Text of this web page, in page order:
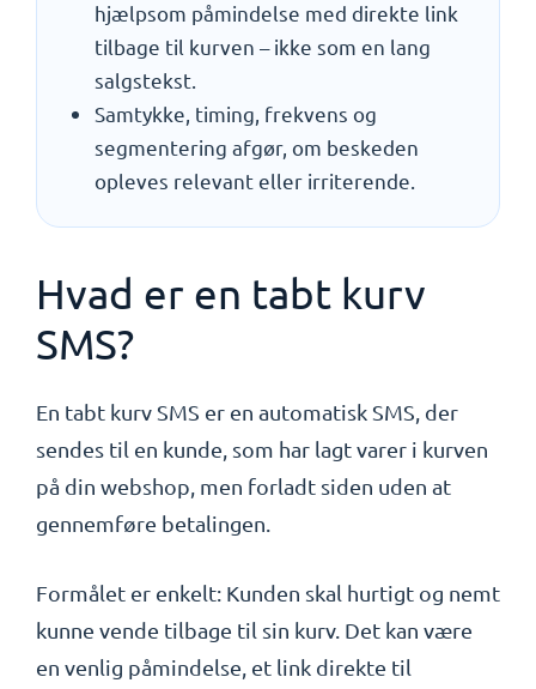
hjælpsom påmindelse med direkte link
tilbage til kurven – ikke som en lang
salgstekst.
Samtykke, timing, frekvens og
segmentering afgør, om beskeden
opleves relevant eller irriterende.
Hvad er en tabt kurv
SMS?
En tabt kurv SMS er en automatisk SMS, der
sendes til en kunde, som har lagt varer i kurven
på din webshop, men forladt siden uden at
gennemføre betalingen.
Formålet er enkelt: Kunden skal hurtigt og nemt
kunne vende tilbage til sin kurv. Det kan være
en venlig påmindelse, et link direkte til